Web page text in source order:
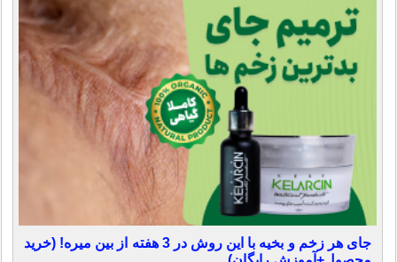
جای هر زخم و بخیه با این روش در 3 هفته از بین میره! (خرید